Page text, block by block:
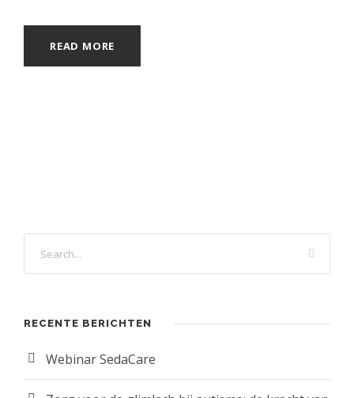
READ MORE
RECENTE BERICHTEN
Webinar SedaCare